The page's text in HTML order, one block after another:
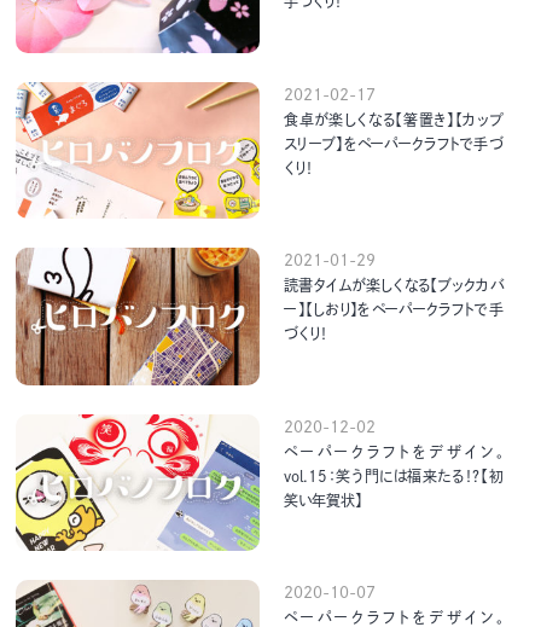
2021-02-17
食卓が楽しくなる【箸置き】【カップ
スリーブ】をペーパークラフトで手づ
くり！
2021-01-29
読書タイムが楽しくなる【ブックカバ
ー】【しおり】をペーパークラフトで手
づくり！
2020-12-02
ペーパークラフトをデザイン。
vol.15：笑う門には福来たる！？【初
笑い年賀状】
2020-10-07
ペーパークラフトをデザイン。